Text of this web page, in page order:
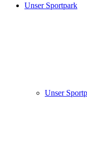
Unser Sportpark
Unser